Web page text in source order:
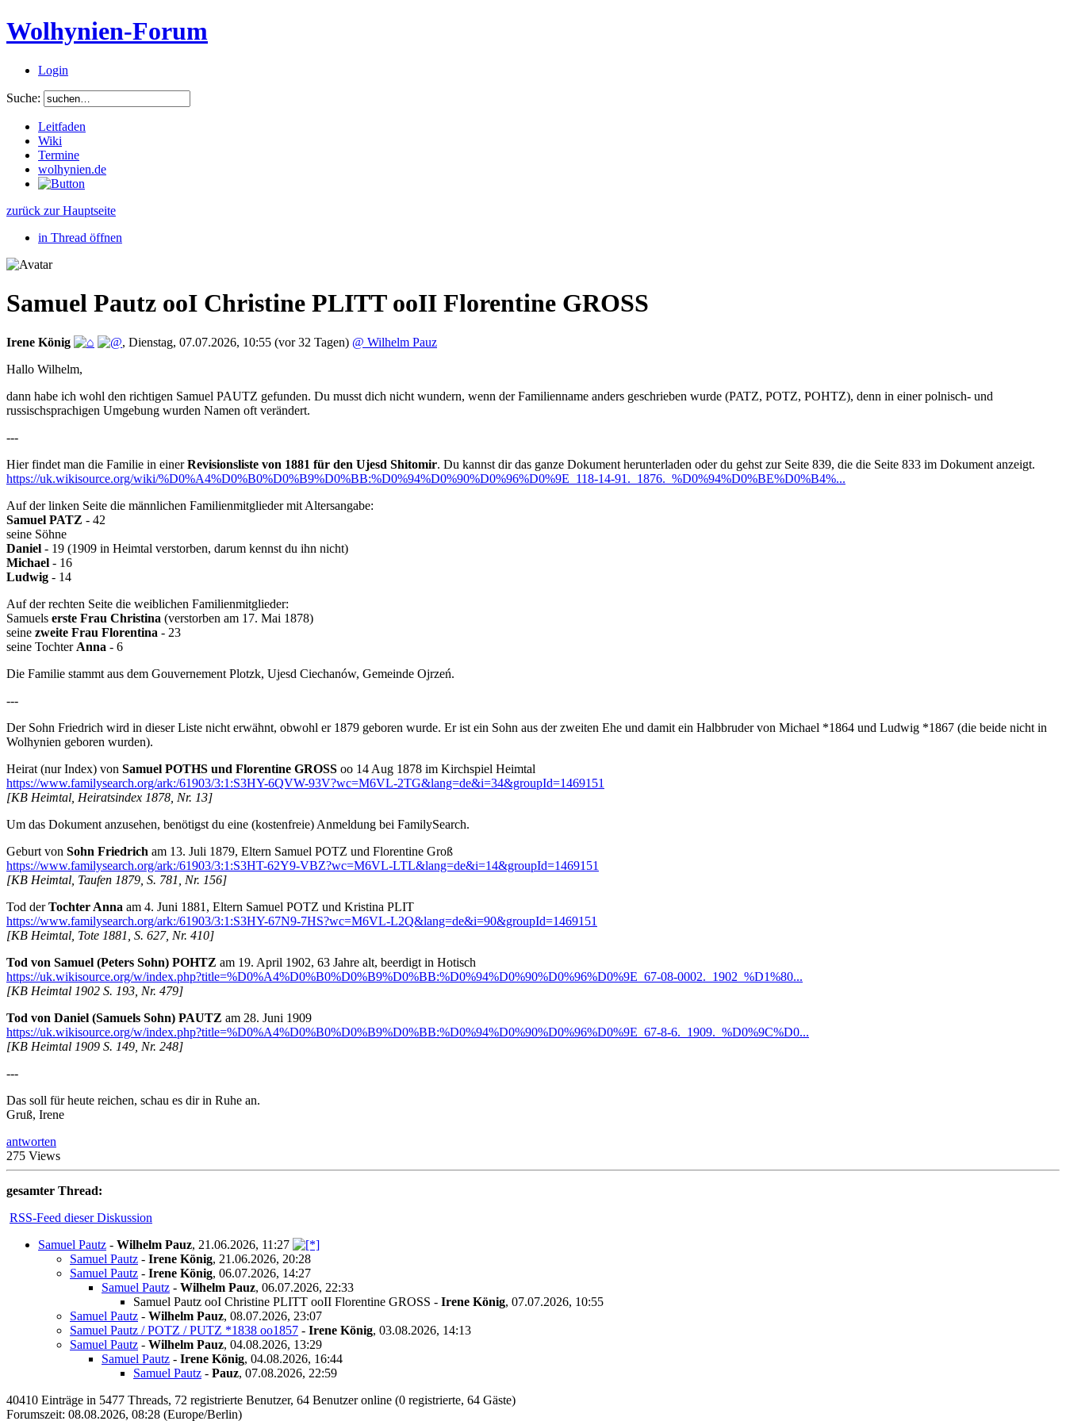
Wolhynien-Forum
Login
Suche:
Leitfaden
Wiki
Termine
wolhynien.de
zurück zur Hauptseite
in Thread öffnen
Samuel Pautz ooI Christine PLITT ooII Florentine GROSS
Irene König , Dienstag, 07.07.2026, 10:55 (vor 32 Tagen) @ Wilhelm Pauz
Hallo Wilhelm,
dann habe ich wohl den richtigen Samuel PAUTZ gefunden. Du musst dich nicht wundern, wenn der Familienname anders geschrieben wurde (PATZ, POTZ, POHTZ), denn in einer polnisch- und
russischsprachigen Umgebung wurden Namen oft verändert.
---
Hier findet man die Familie in einerRevisionsliste von 1881 für den Ujesd Shitomir. Du kannst dir das ganze Dokument herunterladen oder du gehst zur Seite 839, die die Seite 833 im Dokument anzeigt.
https://uk.wikisource.org/wiki/%D0%A4%D0%B0%D0%B9%D0%BB:%D0%94%D0%90%D0%96%D0%9E_118-14-91._1876._%D0%94%D0%BE%D0%B4%...
Auf der linken Seite die männlichen Familienmitglieder mit Altersangabe:
Samuel PATZ - 42
seine Söhne
Daniel - 19 (1909 in Heimtal verstorben, darum kennst du ihn nicht)
Michael - 16
Ludwig - 14
Auf der rechten Seite die weiblichen Familienmitglieder:
Samuels erste Frau Christina (verstorben am 17. Mai 1878)
seine zweite Frau Florentina - 23
seine Tochter Anna - 6
Die Familie stammt aus dem Gouvernement Plotzk, Ujesd Ciechanów, Gemeinde Ojrzeń.
---
Der Sohn Friedrich wird in dieser Liste nicht erwähnt, obwohl er 1879 geboren wurde. Er ist ein Sohn aus der zweiten Ehe und damit ein Halbbruder von Michael *1864 und Ludwig *1867 (die beide nicht in
Wolhynien geboren wurden).
Heirat (nur Index) von Samuel POTHS und Florentine GROSS oo 14 Aug 1878 im Kirchspiel Heimtal
https://www.familysearch.org/ark:/61903/3:1:S3HY-6QVW-93V?wc=M6VL-2TG&lang=de&i=34&groupId=1469151
[KB Heimtal, Heiratsindex 1878, Nr. 13]
Um das Dokument anzusehen, benötigst du eine (kostenfreie) Anmeldung bei FamilySearch.
Geburt von Sohn Friedrich am 13. Juli 1879, Eltern Samuel POTZ und Florentine Groß
https://www.familysearch.org/ark:/61903/3:1:S3HT-62Y9-VBZ?wc=M6VL-LTL&lang=de&i=14&groupId=1469151
[KB Heimtal, Taufen 1879, S. 781, Nr. 156]
Tod derTochter Anna am 4. Juni 1881, Eltern Samuel POTZ und Kristina PLIT
https://www.familysearch.org/ark:/61903/3:1:S3HY-67N9-7HS?wc=M6VL-L2Q&lang=de&i=90&groupId=1469151
[KB Heimtal, Tote 1881, S. 627, Nr. 410]
Tod von Samuel (Peters Sohn) POHTZ am 19. April 1902, 63 Jahre alt, beerdigt in Hotisch
https://uk.wikisource.org/w/index.php?title=%D0%A4%D0%B0%D0%B9%D0%BB:%D0%94%D0%90%D0%96%D0%9E_67-08-0002._1902_%D1%80...
[KB Heimtal 1902 S. 193, Nr. 479]
Tod von Daniel (Samuels Sohn) PAUTZ am 28. Juni 1909
https://uk.wikisource.org/w/index.php?title=%D0%A4%D0%B0%D0%B9%D0%BB:%D0%94%D0%90%D0%96%D0%9E_67-8-6._1909._%D0%9C%D0...
[KB Heimtal 1909 S. 149, Nr. 248]
---
Das soll für heute reichen, schau es dir in Ruhe an.
Gruß, Irene
antworten
275 Views
gesamter Thread:
RSS-Feed dieser Diskussion
Samuel Pautz - Wilhelm Pauz, 21.06.2026, 11:27
Samuel Pautz - Irene König, 21.06.2026, 20:28
Samuel Pautz - Irene König, 06.07.2026, 14:27
Samuel Pautz - Wilhelm Pauz, 06.07.2026, 22:33
Samuel Pautz ooI Christine PLITT ooII Florentine GROSS - Irene König, 07.07.2026, 10:55
Samuel Pautz - Wilhelm Pauz, 08.07.2026, 23:07
Samuel Pautz / POTZ / PUTZ *1838 oo1857 - Irene König, 03.08.2026, 14:13
Samuel Pautz - Wilhelm Pauz, 04.08.2026, 13:29
Samuel Pautz - Irene König, 04.08.2026, 16:44
Samuel Pautz - Pauz, 07.08.2026, 22:59
40410 Einträge in 5477 Threads, 72 registrierte Benutzer, 64 Benutzer online (0 registrierte, 64 Gäste)
Forumszeit: 08.08.2026, 08:28 (Europe/Berlin)